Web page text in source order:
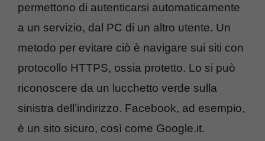
permettono di autenticarsi automaticamente
a un servizio, dal PC di un altro utente. Un
metodo per evitare ciò è navigare sui siti con
protocollo HTTPS, ossia protetto. Lo si può
riconoscere da un lucchetto verde sulla
sinistra dell’indirizzo. Facebook, ad esempio,
è un sito sicuro, così come Google.it.